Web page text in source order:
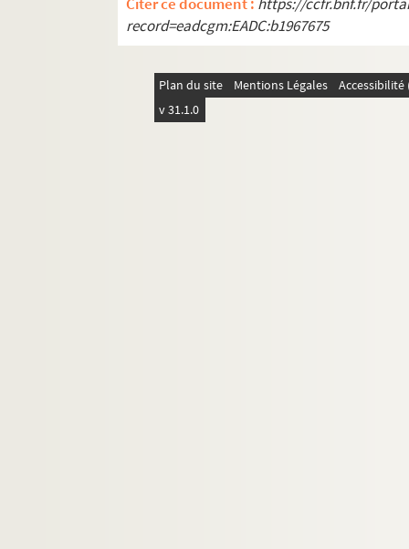
record=eadcgm:EADC:b1967675
Plan du site Mentions Légales
v 31.1.0